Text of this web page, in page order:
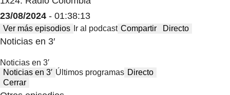
23/08/2024 - 01:38:13
Ver más episodios Ir al podcast Compartir Directo
Noticias en 3′
Noticias en 3′
Noticias en 3′ Últimos programas Directo
Cerrar